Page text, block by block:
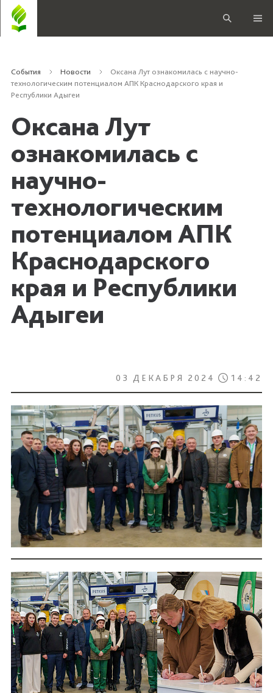
События Новости
Оксана Лут ознакомилась с научно-
технологическим потенциалом АПК Краснодарского края и
Республики Адыгеи
Оксана Лут
ознакомилась с
научно-
технологическим
потенциалом АПК
Краснодарского
края и Республики
Адыгеи
03 ДЕКАБРЯ 2024 14:42